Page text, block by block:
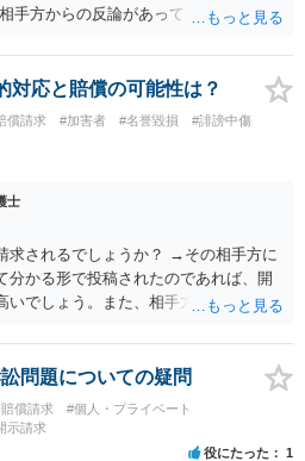
手方からの反論があっても、裁判官が
分は迅速性が要求されるためです。 書
する可能性がございます。 また、本件
保存期間の問題もございます。 開示請
れだけでは足りず、実務を踏まえた
対応と賠償の可能性は？
償請求 #加害者 #名誉毀損
#誹謗中傷
士
求されるでしょうか？ →その相手方に
分かる形で投稿されたのであれば、開
いでしょう。また、相手方の投稿した
求が進むと、投稿に使った回線の契約
ます。アカウント情報開示の場合
意見照会がなされます。 また、された
。 →ケースバイケースであり、数万円
う。裁判外であれば交渉して相手方
問題についての疑問
償請求
#個人・プライベート
示請求
役にたった 1